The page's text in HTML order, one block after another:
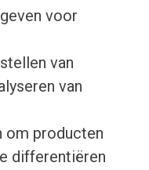
voor
van
van
om producten
differentiëren